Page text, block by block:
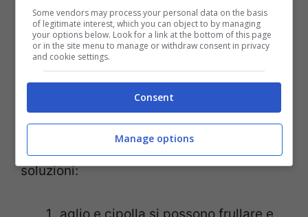
sentire il pediatra, che generalmente cura
questi antipatici parassiti con uno
sciroppo.
Se però siete amanti dei rimedi naturali
specie quando parliamo del vostro
bambino allora potete usare diverse
soluzioni:
aglio e cipolla si possono frullare e
Some vendors may process your personal data on the basis
of legitimate interest, which you can object to by managing
your options below. Look for a link at the bottom of this page
or in the site menu to manage or withdraw consent in privacy
and cookie settings.
Consent
Manage options